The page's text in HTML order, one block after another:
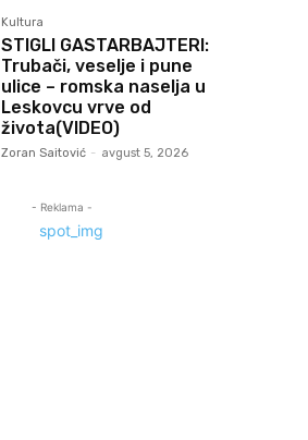
Kultura
STIGLI GASTARBAJTERI:
Trubači, veselje i pune
ulice – romska naselja u
Leskovcu vrve od
života(VIDEO)
Zoran Saitović - avgust 5, 2026
- Reklama -